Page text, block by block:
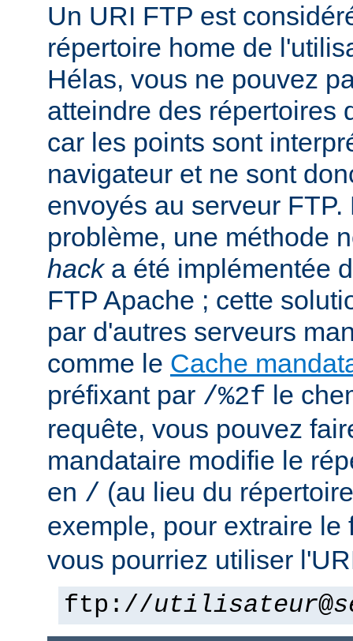
Un URI FTP est
répertoire home de
Hélas, vous ne pouvez
atteindre des répertoires
car les points sont
navigateur et ne sont
envoyés au serveur
problème, une méthode
hacka été implémentée
FTP Apache ; cette
par d'autres serveurs
comme le Cache
préfixant par /%2f le
requête, vous pouvez
mandataire modifie le
en / (au lieu du
exemple, pour extraire
vous pourriez utiliser
ftp://utilisateur@